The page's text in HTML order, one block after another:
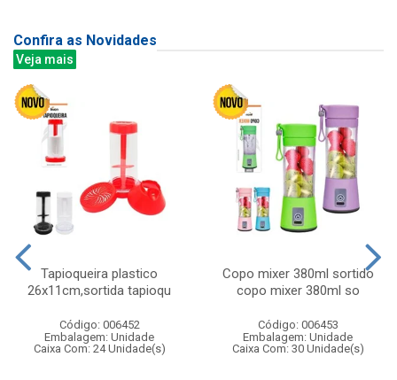
Confira as Novidades
Veja mais
Tapioqueira plastico
26x11cm,sortida tapioqu
Código: 006452
Embalagem: Unidade
Caixa Com: 24 Unidade(s)
Copo mixer 380ml sortido
copo mixer 380ml so
Código: 006453
Embalagem: Unidade
Caixa Com: 30 Unidade(s)